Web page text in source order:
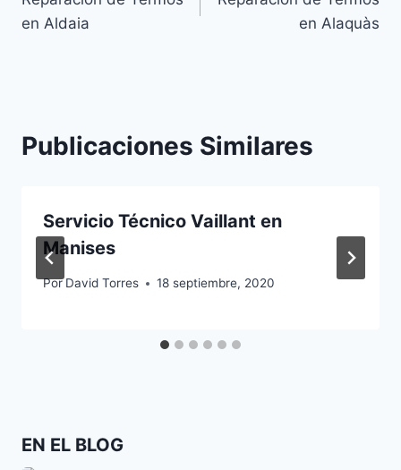
de
en Aldaia
en Alaquàs
Publicaciones Similares
Servicio Técnico Vaillant en
Manises
Por David Torres 18 septiembre, 2020
EN EL BLOG